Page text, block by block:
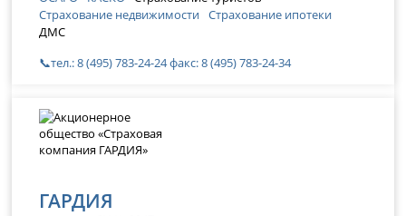
Страхование недвижимости Страхование ипотеки
ДМС
📞тел.: 8 (495) 783-24-24 факс: 8 (495) 783-24-34
ГАРДИЯ